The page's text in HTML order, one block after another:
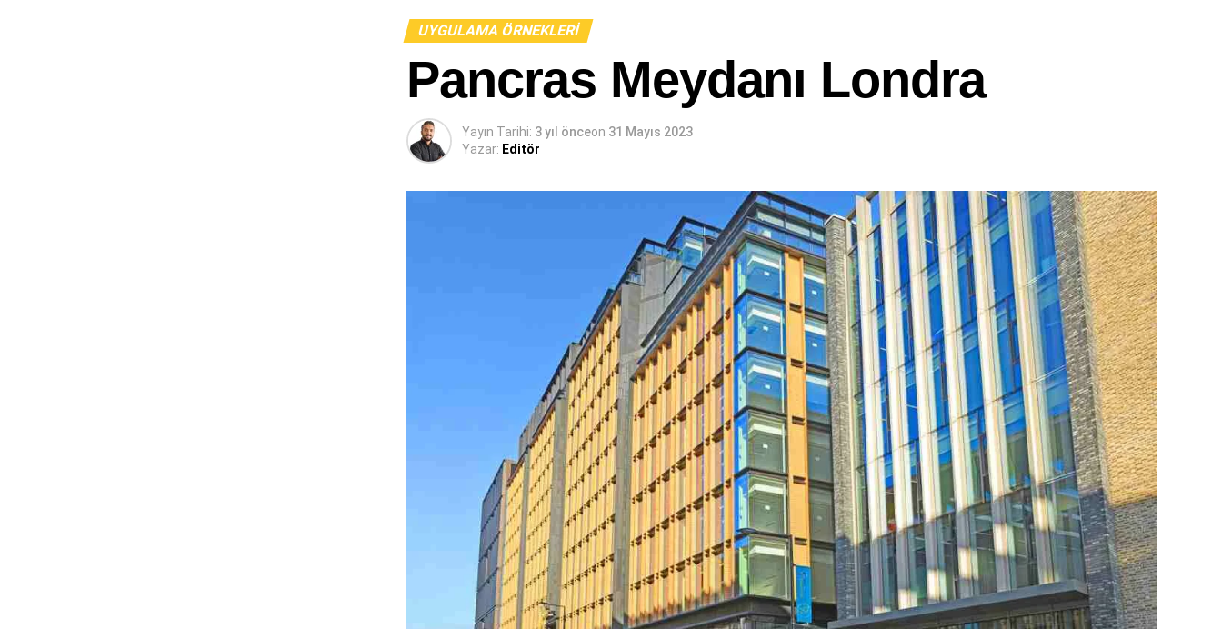
UYGULAMA ÖRNEKLERI
Pancras Meydanı Londra
Yayın Tarihi: 3 yıl önceon 31 Mayıs 2023
Yazar: Editör